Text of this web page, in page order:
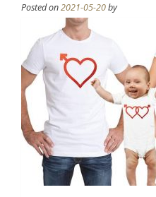
Posted on2021-05-20by